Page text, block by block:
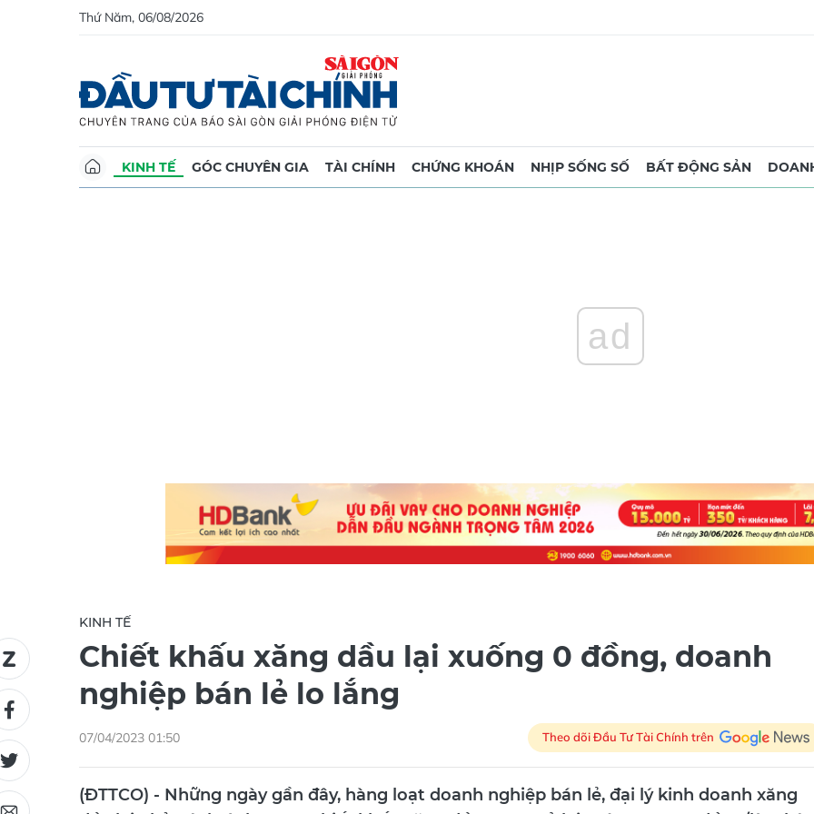
Thứ Năm, 06/08/2026
KINH TẾ GÓC CHUYÊN GIA TÀI CHÍNH CHỨNG KHOÁN NHỊP SỐNG SỐ BẤT ĐỘNG SẢN
ad
KINH TẾ
Chiết khấu xăng dầu lại xuống 0 đồng, doanh
nghiệp bán lẻ lo lắng
07/04/2023 01:50 Theo dõi Đầu Tư Tài Chính trên
(ĐTTCO) - Những ngày gần đây, hàng loạt doanh nghiệp bán lẻ, đại lý kinh doanh xăng